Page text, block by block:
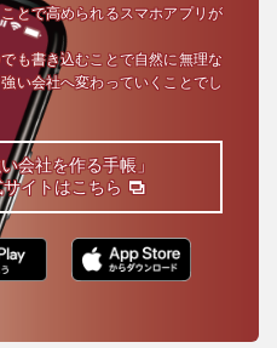
とで高められるスマホアプリが
も書き込むことで自然に無理な
い会社へ変わっていくことでし
い会社を作る手帳」
イトはこちら